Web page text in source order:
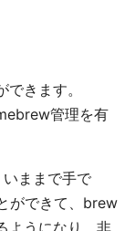
きます。
管理を有
ままで手で
ができて、brew
ようになり、非